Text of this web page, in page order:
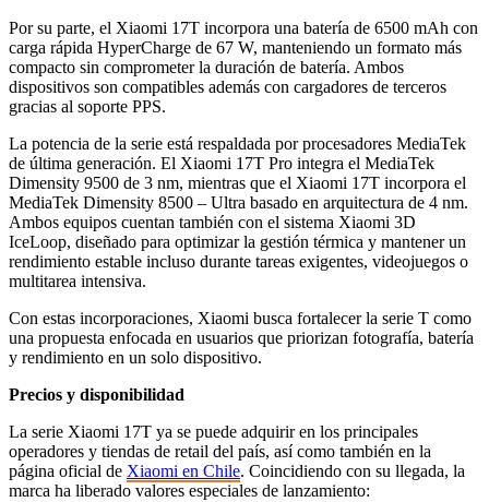
Por su parte, el Xiaomi 17T incorpora una batería de 6500 mAh con
carga rápida HyperCharge de 67 W, manteniendo un formato más
compacto sin comprometer la duración de batería. Ambos
dispositivos son compatibles además con cargadores de terceros
gracias al soporte PPS.
La potencia de la serie está respaldada por procesadores MediaTek
de última generación. El Xiaomi 17T Pro integra el MediaTek
Dimensity 9500 de 3 nm, mientras que el Xiaomi 17T incorpora el
MediaTek Dimensity 8500 – Ultra basado en arquitectura de 4 nm.
Ambos equipos cuentan también con el sistema Xiaomi 3D
IceLoop, diseñado para optimizar la gestión térmica y mantener un
rendimiento estable incluso durante tareas exigentes, videojuegos o
multitarea intensiva.
Con estas incorporaciones, Xiaomi busca fortalecer la serie T como
una propuesta enfocada en usuarios que priorizan fotografía, batería
y rendimiento en un solo dispositivo.
Precios y disponibilidad
La serie Xiaomi 17T ya se puede adquirir en los principales
operadores y tiendas de retail del país, así como también en la
página oficial de Xiaomi en Chile. Coincidiendo con su llegada, la
marca ha liberado valores especiales de lanzamiento: